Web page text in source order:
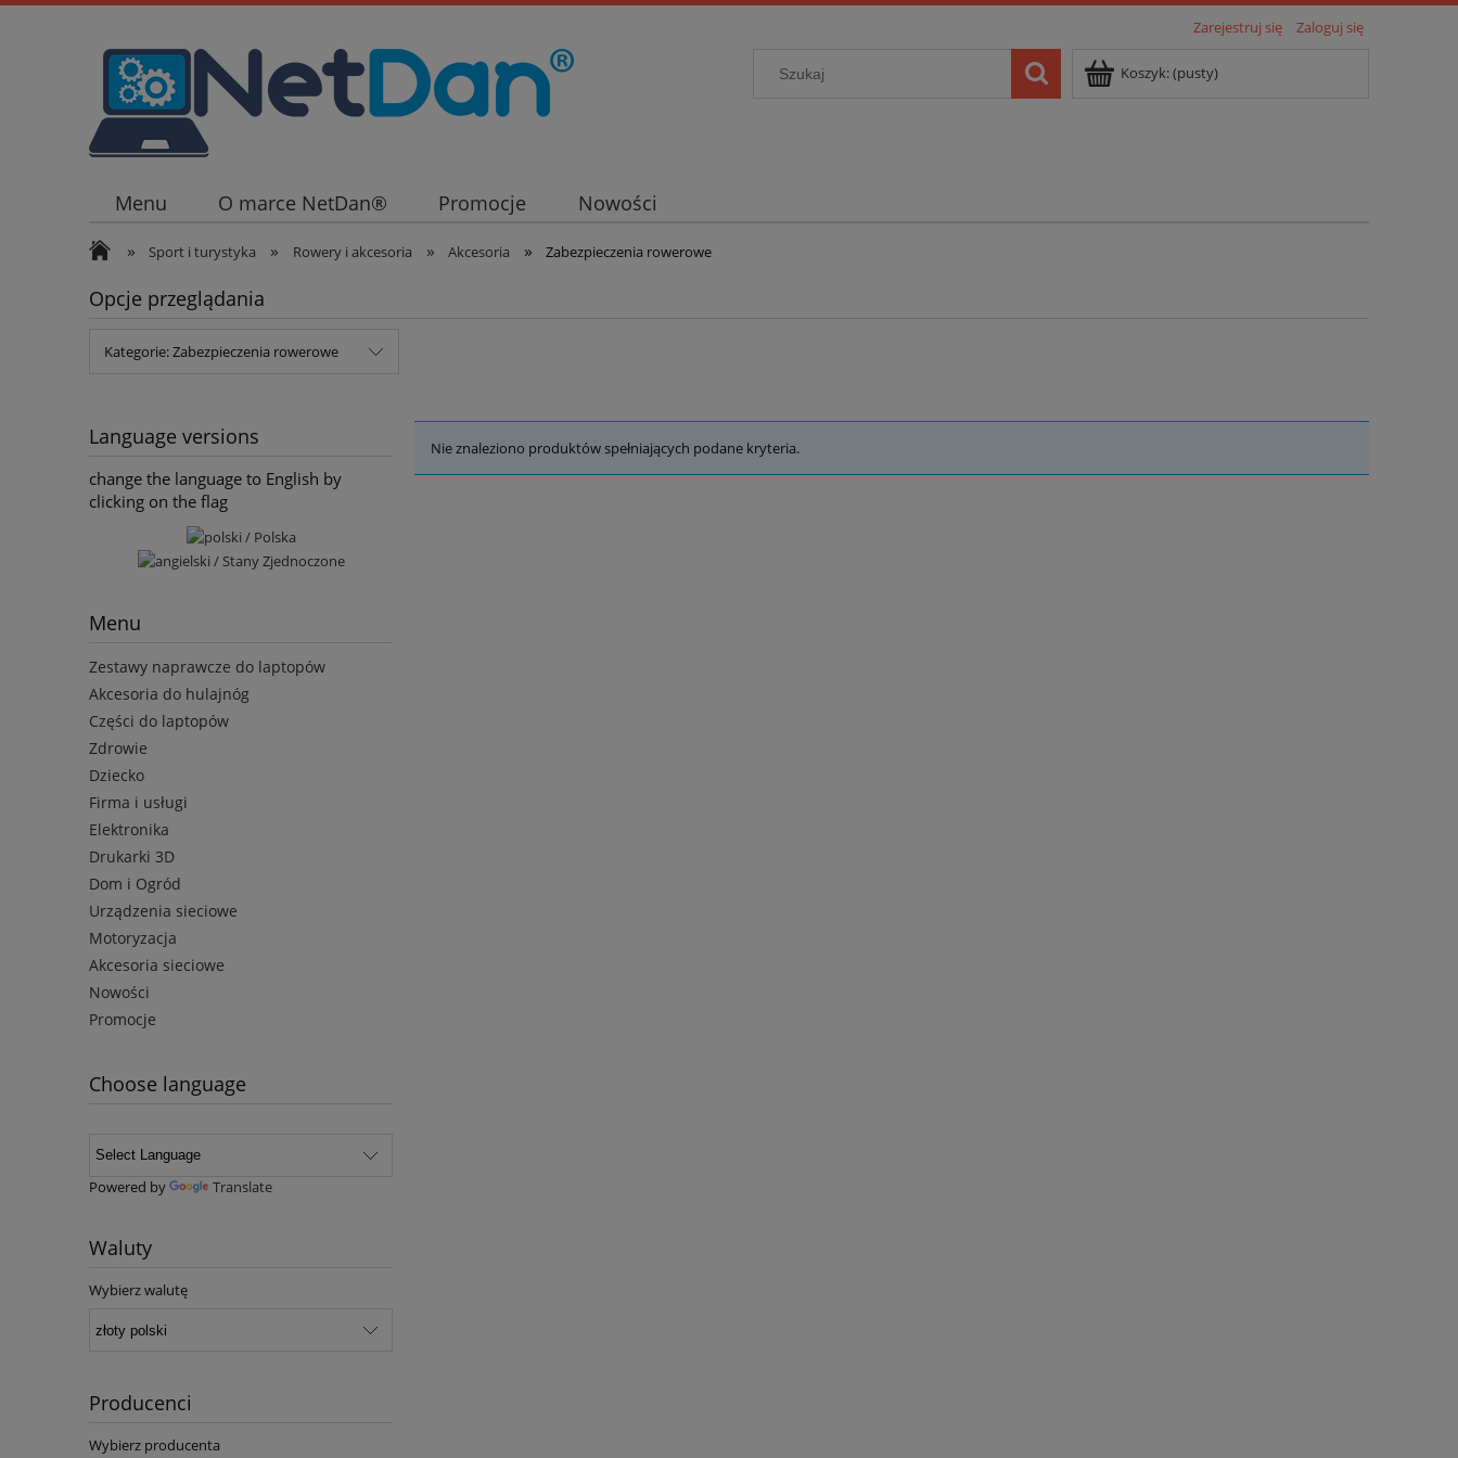
Zarejestruj się Zaloguj się
Koszyk:(pusty)
Menu O marce NetDan® Promocje Nowości
» Sport i turystyka » Rowery i akcesoria » Akcesoria » Zabezpieczenia rowerowe
Opcje przeglądania
Kategorie: Zabezpieczenia rowerowe
Language versions
change the language to English by
clicking on the flag
Menu
Zestawy naprawcze do laptopów
Akcesoria do hulajnóg
Części do laptopów
Zdrowie
Dziecko
Firma i usługi
Elektronika
Drukarki 3D
Dom i Ogród
Urządzenia sieciowe
Motoryzacja
Akcesoria sieciowe
Nowości
Promocje
Choose language
Powered by Translate
Waluty
Wybierz walutę
Producenci
Wybierz producenta
Nie znaleziono produktów spełniających podane kryteria.